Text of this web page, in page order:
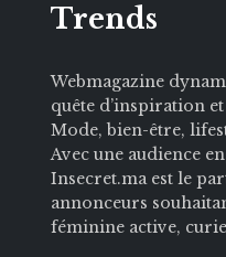
Trends
Webmagazine
quête d’inspiration
Mode, bien-être,
Avec une audience
Insecret.ma est le
annonceurs
féminine active,